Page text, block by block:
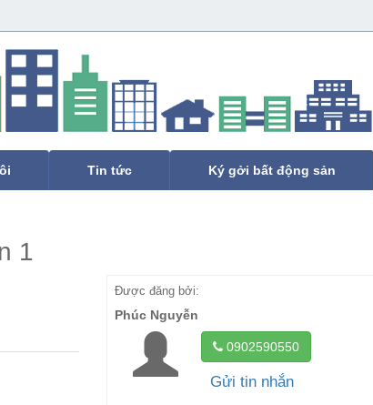
Tin tức Ký gởi bất động sản
1
Được đăng bởi:
Phúc Nguyễn
0902590550
Gửi tin nhắn